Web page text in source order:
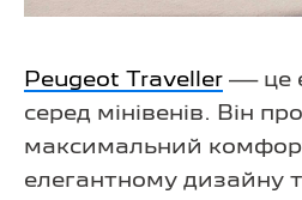
Peugeot Traveller — це
серед мінівенів. Він
максимальний
елегантному дизайну